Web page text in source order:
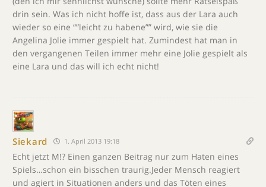
drin sein. Was ich nicht hoffe ist, dass aus der Lara auch
wieder so eine “”leicht zu habene”” wird, wie sie die
Angelina Jolie immer gespielt hat. Zumindest hat man in
den vergangenen Teilen immer mehr eine Jolie gespielt als
eine Lara und das will ich echt nicht!
Siekard 1. April 2013 19:18
Echt jetzt M!? Einen ganzen Beitrag nur zum Haten eines
Spiels…schon ein bisschen traurig.Jeder Mensch reagiert
und agiert in Situationen anders und das Töten eines